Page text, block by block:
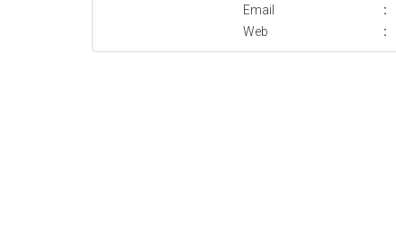
Email
:
Web
: